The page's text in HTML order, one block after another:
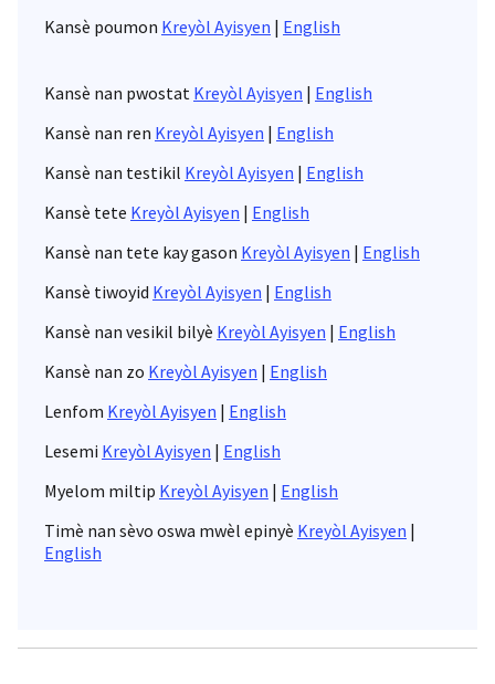
Kansè poumon Kreyòl Ayisyen | English
Kansè nan pwostat Kreyòl Ayisyen | English
Kansè nan ren Kreyòl Ayisyen | English
Kansè nan testikil Kreyòl Ayisyen | English
Kansè tete Kreyòl Ayisyen | English
Kansè nan tete kay gason Kreyòl Ayisyen | English
Kansè tiwoyid Kreyòl Ayisyen | English
Kansè nan vesikil bilyè Kreyòl Ayisyen | English
Kansè nan zo Kreyòl Ayisyen | English
Lenfom Kreyòl Ayisyen | English
Lesemi Kreyòl Ayisyen | English
Myelom miltip Kreyòl Ayisyen | English
Timè nan sèvo oswa mwèl epinyè Kreyòl Ayisyen |
English